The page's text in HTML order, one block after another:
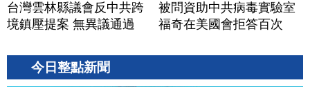
台灣雲林縣議會反中共跨
境鎮壓提案 無異議通過
被問資助中共病毒實驗室
福奇在美國會拒答百次
今日整點新聞